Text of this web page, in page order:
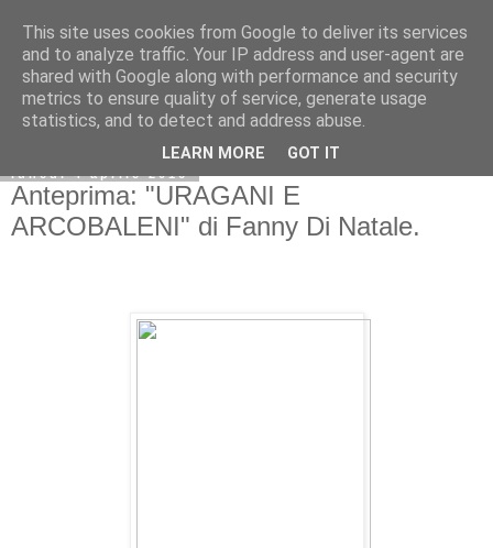
lunedì 4 aprile 2016
Anteprima: "URAGANI E
ARCOBALENI" di Fanny Di Natale.
This site uses cookies from Google to deliver its services
and to analyze traffic. Your IP address and user-agent are
shared with Google along with performance and security
metrics to ensure quality of service, generate usage
statistics, and to detect and address abuse.
LEARN MORE GOT IT